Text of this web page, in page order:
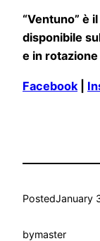
“Ventuno” è
disponibile
e in
Facebook
PostedJanuary
bymaster